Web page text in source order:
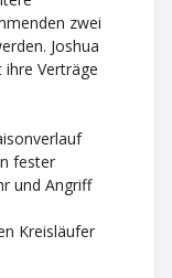
zwei
Joshua
ihre Verträge
fester
und Angriff
Kreisläufer